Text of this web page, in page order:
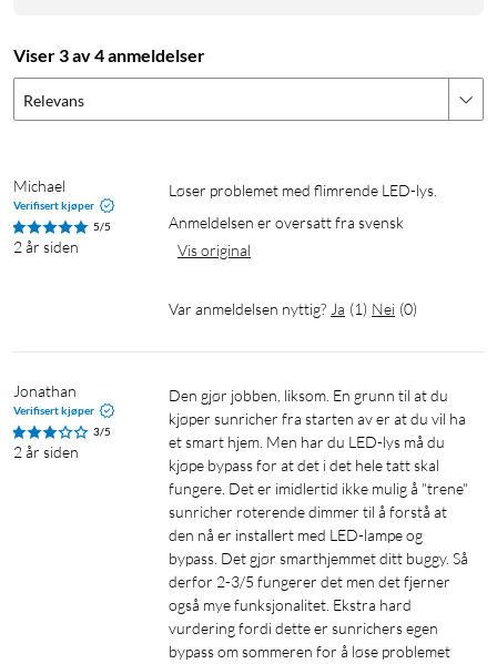
Viser 3 av 4 anmeldelser
Relevans
Michael
Verifisert kjøper
5/5
2 år siden
Løser problemet med flimrende LED-lys.
Anmeldelsen er oversatt fra svensk
Vis original
Var anmeldelsen nyttig? Ja (1) Nei (0)
Jonathan
Verifisert kjøper
3/5
2 år siden
Den gjør jobben, liksom. En grunn til at du
kjøper sunricher fra starten av er at du vil ha
et smart hjem. Men har du LED-lys må du
kjøpe bypass for at det i det hele tatt skal
fungere. Det er imidlertid ikke mulig å "trene"
sunricher roterende dimmer til å forstå at
den nå er installert med LED-lampe og
bypass. Det gjør smarthjemmet ditt buggy. Så
derfor 2-3/5 fungerer det men det fjerner
også mye funksjonalitet. Ekstra hard
vurdering fordi dette er sunrichers egen
bypass om sommeren for å løse problemet